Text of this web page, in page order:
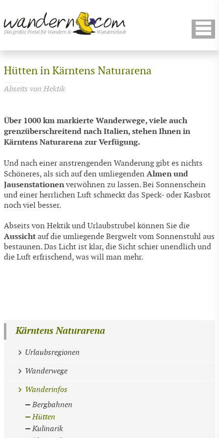
Hütten in Kärntens Naturarena
Abseits von Hektik
Über 1000 km markierte Wanderwege, viele auch
grenzüberschreitend nach Italien, stehen Ihnen in
Kärntens Naturarena zur Verfügung.
Und nach einer anstrengenden Wanderung gibt es nichts
Schöneres, als sich auf den umliegenden Almen und
Jausenstationenverwöhnen zu lassen. Bei Sonnenschein
und einer herrlichen Luft schmeckt das Speck- oder Kasbrot
noch viel besser.
Abseits von Hektik und Urlaubstrubel können Sie die
Aussicht auf die umliegende Bergwelt vom Sonnenstuhl aus
bestaunen. Das Licht ist klar, die Sicht schier unendlich und
die Luft erfrischend, was will man mehr.
Kärntens Naturarena
Urlaubsregionen
Wanderwege
Wanderinfos
Bergbahnen
Hütten
Kulinarik